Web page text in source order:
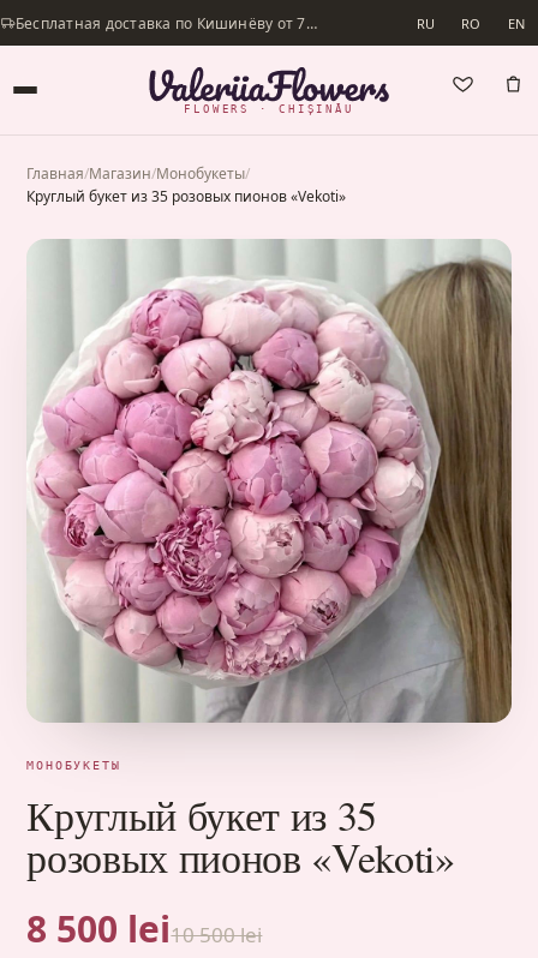
Бесплатная доставка по Кишинёву от 700 lei · Доставим в день заказа RU RO EN
FLOWERS · CHIȘINĂU
Главная/Магазин/Монобукеты/
Круглый букет из 35 розовых пионов «Vekoti»
МОНОБУКЕТЫ
Круглый букет из 35
розовых пионов «Vekoti»
8 500 lei10 500 lei